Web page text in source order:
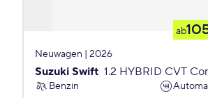
ab
Neuwagen | 2026
Suzuki Swift 1.2 HYBRID CVT
Benzin